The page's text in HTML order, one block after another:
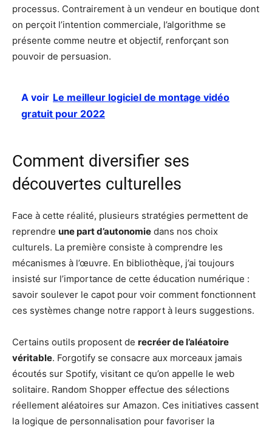
processus. Contrairement à un vendeur en boutique dont
on perçoit l’intention commerciale, l’algorithme se
présente comme neutre et objectif, renforçant son
pouvoir de persuasion.
A voir Le meilleur logiciel de montage vidéo
gratuit pour 2022
Comment diversifier ses
découvertes culturelles
Face à cette réalité, plusieurs stratégies permettent de
reprendre une part d’autonomie dans nos choix
culturels. La première consiste à comprendre les
mécanismes à l’œuvre. En bibliothèque, j’ai toujours
insisté sur l’importance de cette éducation numérique :
savoir soulever le capot pour voir comment fonctionnent
ces systèmes change notre rapport à leurs suggestions.
Certains outils proposent de recréer de l’aléatoire
véritable. Forgotify se consacre aux morceaux jamais
écoutés sur Spotify, visitant ce qu’on appelle le web
solitaire. Random Shopper effectue des sélections
réellement aléatoires sur Amazon. Ces initiatives cassent
la logique de personnalisation pour favoriser la